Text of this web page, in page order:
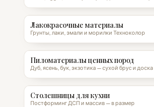
Лакокрасочные материалы
Грунты, лаки, эмали и морилки Техноколор
Пиломатериалы ценных пород
Дуб, ясень, бук, экзотика — сухой брус и доска
Столешницы для кухни
Постформинг ДСП и массив — в размер